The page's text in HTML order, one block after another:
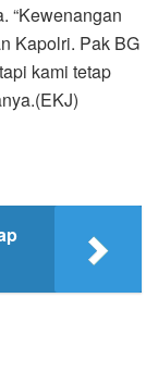
“Kewenangan
Kapolri. Pak BG
kami tetap